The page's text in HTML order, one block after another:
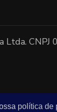
política de
Ltda. CNPJ